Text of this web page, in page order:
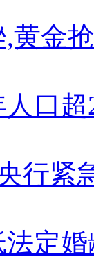
黄金
口超
行紧
定婚